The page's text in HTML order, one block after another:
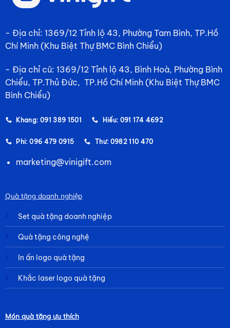
- Địa chỉ: 1369/12 Tỉnh lộ 43, Phường Tam Bình, TP.Hồ
Chí Minh (Khu Biệt Thự BMC Bình Chiểu)
- Địa chỉ cũ: 1369/12 Tỉnh lộ 43, Bình Hoà, Phường Bình
Chiểu, TP.Thủ Đức, TP.Hồ Chí Minh (Khu Biệt Thự BMC
Bình Chiểu)
Khang: 091 389 1501 Hiếu: 091 174 4692
Phi: 096 479 0915 Thư: 0982 110 470
marketing@vinigift.com
Quà tặng doanh nghiệp
Set quà tặng doanh nghiệp
Quà tặng công nghệ
In ấn logo quà tặng
Khắc laser logo quà tặng
Món quà tặng ưu thích